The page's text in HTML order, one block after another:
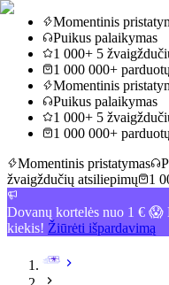
Momentinis
Puikus palaikymas
1 000+ 5
1 000 000+
Momentinis
Puikus palaikymas
1 000+ 5
1 000 000+
Momentinis pristatymas
žvaigždučių atsiliepimų
1
Dovanų kortelės nuo 1 € 😱
kiekis! Žiūrėti išpardavimą